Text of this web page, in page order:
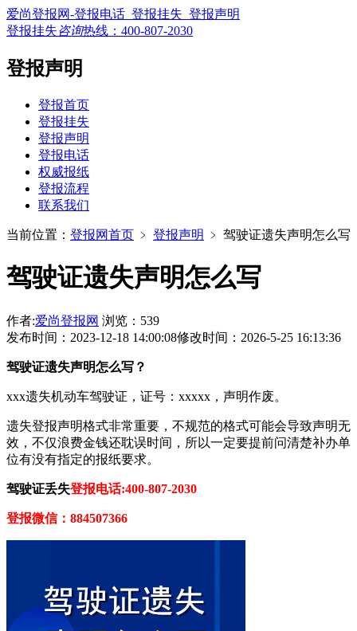
爱尚登报网-登报电话_登报挂失_登报声明
登报挂失咨询热线： 400-807-2030
登报声明
登报首页
登报挂失
登报声明
登报电话
权威报纸
登报流程
联系我们
当前位置： 登报网首页 ﹥ 登报声明 ﹥ 驾驶证遗失声明怎么写
驾驶证遗失声明怎么写
作者:爱尚登报网 浏览：539
发布时间：2023-12-18 14:00:08修改时间：2026-5-25 16:13:36
驾驶证遗失声明怎么写？
xxx遗失机动车驾驶证，证号：xxxxx，声明作废。
遗失登报声明格式非常重要，不规范的格式可能会导致声明无
效，不仅浪费金钱还耽误时间，所以一定要提前问清楚补办单
位有没有指定的报纸要求。
驾驶证丢失登报电话:400-807-2030
登报微信：884507366